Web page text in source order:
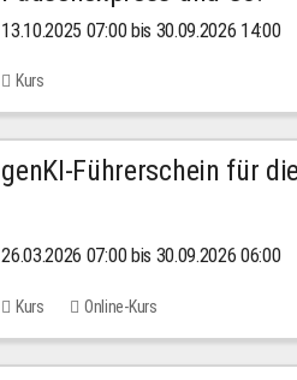
13.10.2025 07:00 bis 30.09.2026 14:00
Kurs
genKI-Führerschein für
26.03.2026 07:00 bis 30.09.2026 06:00
Kurs Online-Kurs